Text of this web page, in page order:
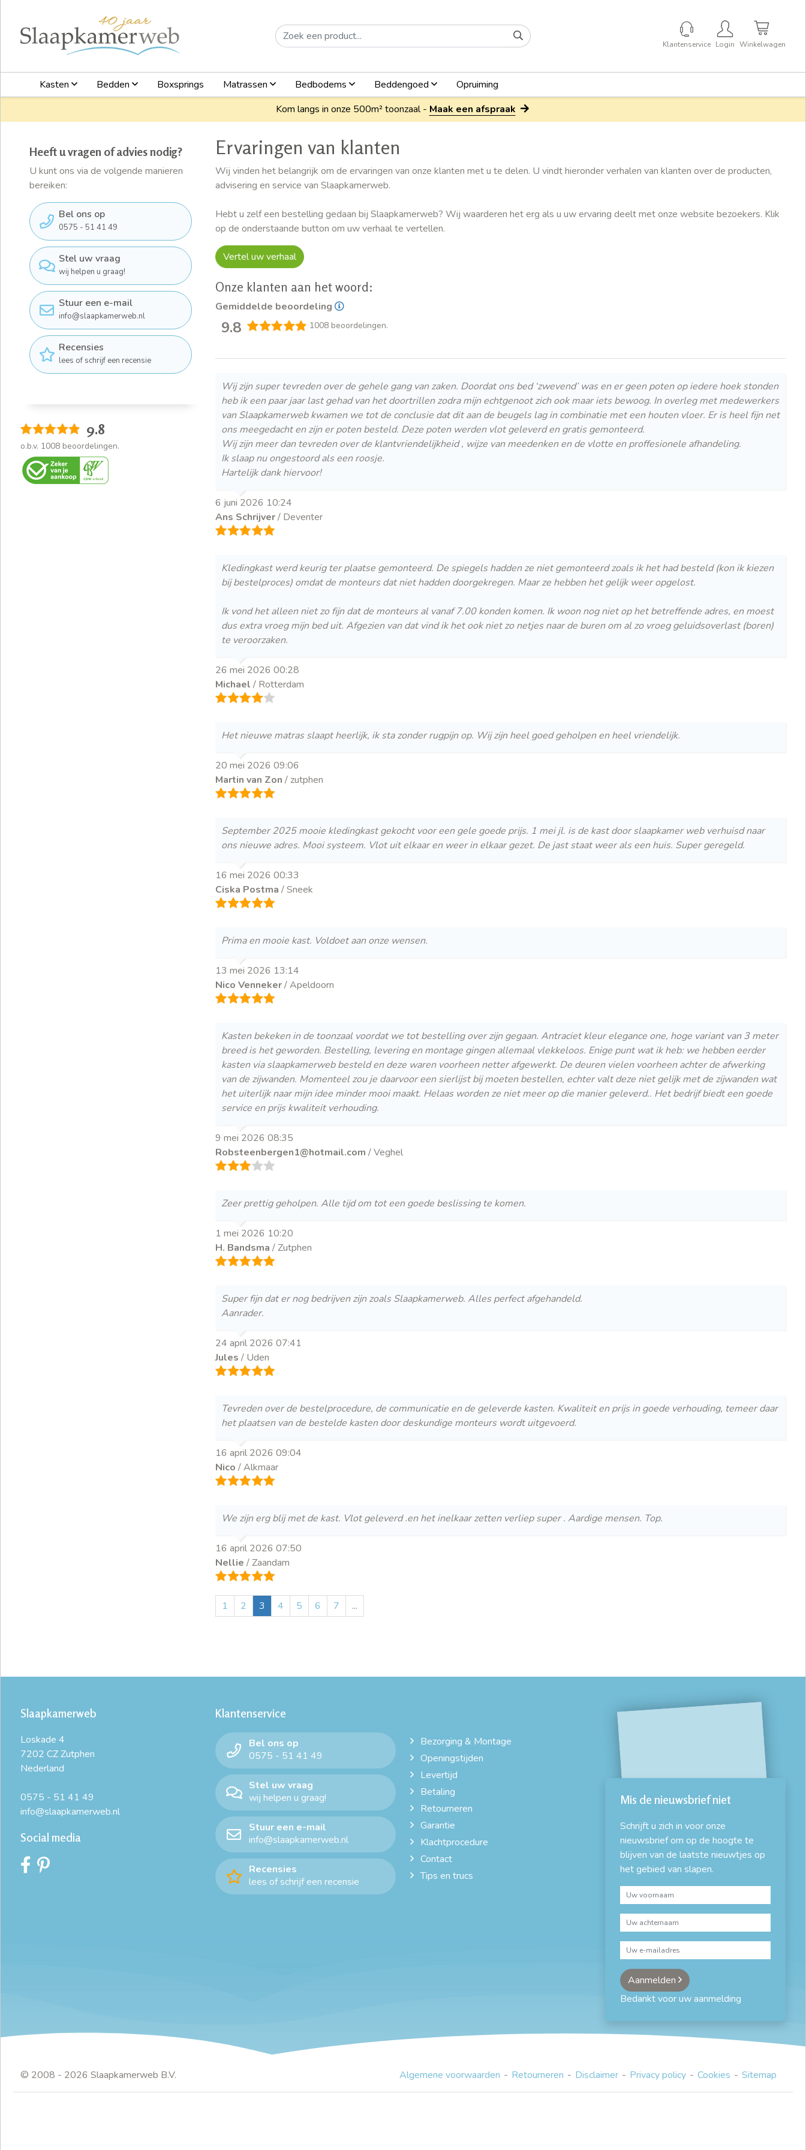
Klantenservice Login Winkelwagen
Kasten Bedden Boxsprings Matrassen Bedbodems Beddengoed
Opruiming
Kom langs in onze 500m² toonzaal - Maak een afspraak
Heeft u vragen of advies nodig?
U kunt ons via de volgende manieren
bereiken:
Bel ons op
0575 - 51 41 49
Stel uw vraag
wij helpen u graag!
Stuur een e-mail
info@slaapkamerweb.nl
Recensies
lees of schrijf een recensie
9.8
o.b.v. 1008 beoordelingen.
Ervaringen van klanten
Wij vinden het belangrijk om de ervaringen van onze klanten met u te delen. U vindt hieronder verhalen van klanten over de producten,
advisering en service van Slaapkamerweb.
Hebt u zelf een bestelling gedaan bij Slaapkamerweb? Wij waarderen het erg als u uw ervaring deelt met onze website bezoekers. Klik
op de onderstaande button om uw verhaal te vertellen.
Vertel uw verhaal
Onze klanten aan het woord:
Gemiddelde beoordeling
9.8 1008 beoordelingen.
957
5
1
10
Wij zijn super tevreden over de gehele gang van zaken. Doordat ons bed ‘zwevend’ was en er geen poten op iedere hoek stonden
heb ik een paar jaar last gehad van het doortrillen zodra mijn echtgenoot zich ook maar iets bewoog. In overleg met medewerkers
van Slaapkamerweb kwamen we tot de conclusie dat dit aan de beugels lag in combinatie met een houten vloer. Er is heel fijn net
ons meegedacht en zijn er poten besteld. Deze poten werden vlot geleverd en gratis gemonteerd.
Wij zijn meer dan tevreden over de klantvriendelijkheid , wijze van meedenken en de vlotte en proffesionele afhandeling.
Ik slaap nu ongestoord als een roosje.
Hartelijk dank hiervoor!
6 juni 2026 10:24
Ans Schrijver/ Deventer
Kledingkast werd keurig ter plaatse gemonteerd. De spiegels hadden ze niet gemonteerd zoals ik het had besteld (kon ik kiezen
bij bestelproces) omdat de monteurs dat niet hadden doorgekregen. Maar ze hebben het gelijk weer opgelost.
Ik vond het alleen niet zo fijn dat de monteurs al vanaf 7.00 konden komen. Ik woon nog niet op het betreffende adres, en moest
dus extra vroeg mijn bed uit. Afgezien van dat vind ik het ook niet zo netjes naar de buren om al zo vroeg geluidsoverlast (boren)
te veroorzaken.
26 mei 2026 00:28
Michael / Rotterdam
Het nieuwe matras slaapt heerlijk, ik sta zonder rugpijn op. Wij zijn heel goed geholpen en heel vriendelijk.
20 mei 2026 09:06
Martin van Zon / zutphen
September 2025 mooie kledingkast gekocht voor een gele goede prijs. 1 mei jl. is de kast door slaapkamer web verhuisd naar
ons nieuwe adres. Mooi systeem. Vlot uit elkaar en weer in elkaar gezet. De jast staat weer als een huis. Super geregeld.
16 mei 2026 00:33
Ciska Postma / Sneek
Prima en mooie kast. Voldoet aan onze wensen.
13 mei 2026 13:14
Nico Venneker/ Apeldoorn
Kasten bekeken in de toonzaal voordat we tot bestelling over zijn gegaan. Antraciet kleur elegance one, hoge variant van 3 meter
breed is het geworden. Bestelling, levering en montage gingen allemaal vlekkeloos. Enige punt wat ik heb: we hebben eerder
kasten via slaapkamerweb besteld en deze waren voorheen netter afgewerkt. De deuren vielen voorheen achter de afwerking
van de zijwanden. Momenteel zou je daarvoor een sierlijst bij moeten bestellen, echter valt deze niet gelijk met de zijwanden wat
het uiterlijk naar mijn idee minder mooi maakt. Helaas worden ze niet meer op die manier geleverd.. Het bedrijf biedt een goede
service en prijs kwaliteit verhouding.
9 mei 2026 08:35
Robsteenbergen1@hotmail.com / Veghel
Zeer prettig geholpen. Alle tijd om tot een goede beslissing te komen.
1 mei 2026 10:20
H. Bandsma / Zutphen
Super fijn dat er nog bedrijven zijn zoals Slaapkamerweb. Alles perfect afgehandeld.
Aanrader.
24 april 2026 07:41
Jules / Uden
Tevreden over de bestelprocedure, de communicatie en de geleverde kasten. Kwaliteit en prijs in goede verhouding, temeer daar
het plaatsen van de bestelde kasten door deskundige monteurs wordt uitgevoerd.
16 april 2026 09:04
Nico / Alkmaar
We zijn erg blij met de kast. Vlot geleverd .en het inelkaar zetten verliep super . Aardige mensen. Top.
16 april 2026 07:50
Nellie / Zaandam
1 2 3 4 5 6 7
Slaapkamerweb
Loskade 4
7202 CZ Zutphen
Nederland
0575 - 51 41 49
info@slaapkamerweb.nl
Social media
Klantenservice
Bel ons op
0575 - 51 41 49
Stel uw vraag
wij helpen u graag!
Stuur een e-mail
info@slaapkamerweb.nl
Recensies
lees of schrijf een recensie
Bezorging & Montage
Openingstijden
Levertijd
Betaling
Retourneren
Garantie
Klachtprocedure
Contact
Tips en trucs
Mis de nieuwsbrief niet
Schrijft u zich in voor onze
nieuwsbrief om op de hoogte te
blijven van de laatste nieuwtjes op
het gebied van slapen.
Aanmelden
Bedankt voor uw aanmelding
© 2008 - 2026 Slaapkamerweb B.V. Algemene voorwaarden Retourneren Disclaimer Privacy policy Cookies Sitemap